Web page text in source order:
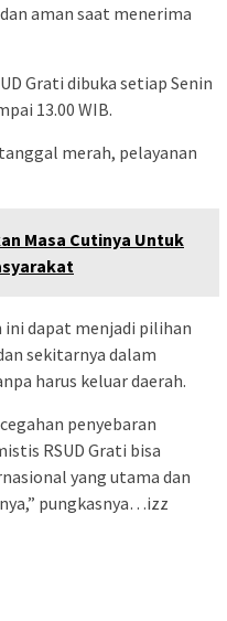
aman saat menerima
Grati dibuka setiap Senin
13.00 WIB.
merah, pelayanan
Masa Cutinya Untuk
ini dapat menjadi pilihan
sekitarnya dalam
harus keluar daerah.
penyebaran
RSUD Grati bisa
yang utama dan
pungkasnya…izz